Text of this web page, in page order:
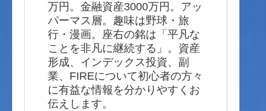
万円。金融資産3000万円。アッ
パーマス層。趣味は野球・旅
行・漫画。座右の銘は「平凡な
ことを非凡に継続する」。資産
形成、インデックス投資、副
業、FIREについて初心者の方々
に有益な情報を分かりやすくお
伝えします。